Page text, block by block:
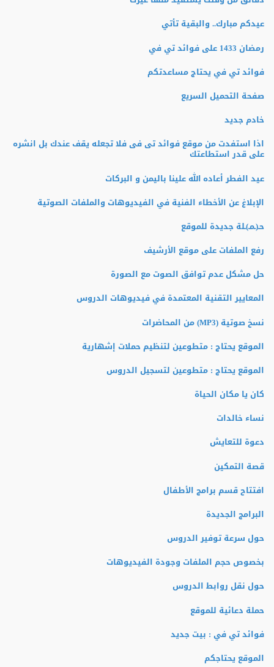
عيدكم مبارك.. والبقية تأتي
رمضان 1433 على فوائد تي في
فوائد تي في يحتاج مساعدتكم
صفحة التحميل السريع
خادم جديد
اذا استفدت من موقع فوائد تى فى فلا تجعله يقف عندك بل انشره
على قدر استطاعتك
عيد الفطر أعاده الله علينا باليمن و البركات
الإبلاغ عن الأخطاء الفنية في الفيديوهات والملفات الصوتية
حـ(ـمـ)ـلة جديدة للموقع
رفع الملفات على موقع الأرشيف
حل مشكل عدم توافق الصوت مع الصورة
المعايير التقنية المعتمدة في فيديوهات الدروس
نسخ صوتية (MP3) من المحاضرات
الموقع يحتاج : متطوعين لتنظيم حملات إشهارية
الموقع يحتاج : متطوعين لتسجيل الدروس
كان يا مكان الحياة
نساء خالدات
دعوة للتعايش
قصة التمكين
افتتاح قسم برامج الأطفال
البرامج الجديدة
حول سرعة توفير الدروس
بخصوص حجم الملفات وجودة الفيديوهات
حول نقل روابط الدروس
حملة دعائية للموقع
فوائد تي في : بيت جديد
الموقع يحتاجكم